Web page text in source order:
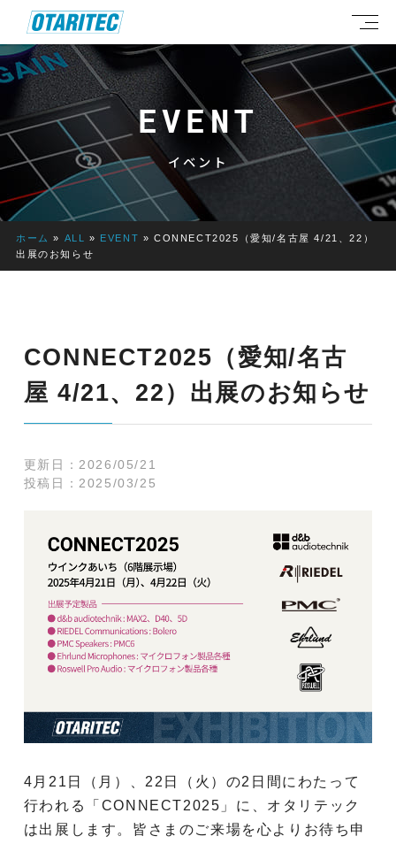
EVENT
イベント
ホーム » ALL » EVENT » CONNECT2025（愛知/名古屋 4/21、22）
出展のお知らせ
CONNECT2025（愛知/名古
屋 4/21、22）出展のお知らせ
更新日： 2026/05/21
投稿日： 2025/03/25
4月21日（月）、22日（火）の2日間にわたって
行われる「CONNECT2025」に、オタリテック
は出展します。皆さまのご来場を心よりお待ち申